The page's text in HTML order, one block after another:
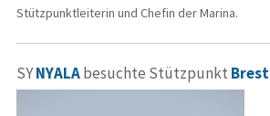
Stützpunktleiterin und Chefin der Marina.
SYNYALAbesuchte Stützpunkt Brest